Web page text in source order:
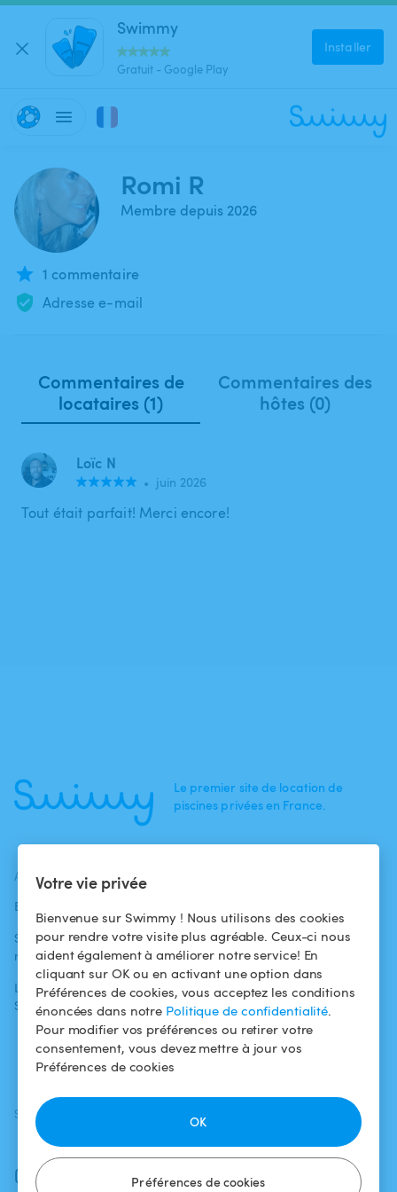
Votre vie privée
Bienvenue sur Swimmy ! Nous utilisons des cookies
pour rendre votre visite plus agréable. Ceux-ci nous
aident également à améliorer notre service! En
cliquant sur OK ou en activant une option dans
Préférences de cookies, vous acceptez les conditions
énoncées dans notre Politique de confidentialité.
Pour modifier vos préférences ou retirer votre
consentement, vous devez mettre à jour vos
Préférences de cookies
Préférences de cookies
OK
Swimmy
Gratuit - Google Play
Installer
Romi R
Membre depuis 2026
1 commentaire
Adresse e-mail
Commentaires de
locataires (1)
Commentaires des
hôtes (0)
Loïc N
• juin 2026
Tout était parfait! Merci encore!
Le premier site de location de
piscines privées en France.
ACTUALITÉS
Blog
Swimmy dans les
médias
L'aventure
Swimmy
baigneurs
Pour les
propriétaires
Louer ma piscine
Comment ça
marche ?
Conditions
d'utilisation
Politique de
confidentialité
Mentions légales
SUIVEZ-NOUS
Facebook
Instagram